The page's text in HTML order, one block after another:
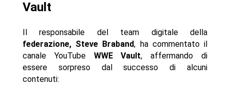
Vault
Il responsabile del team digitale della
federazione, Steve Braband, ha commentato il
canale YouTubeWWE Vault, affermando di
essere sorpreso dal successo di alcuni
contenuti: